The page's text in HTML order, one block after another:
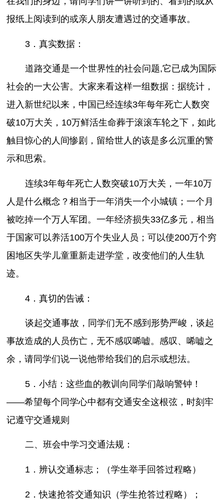
报纸上阅读到的或亲人朋友遭遇过的交通事故。
3．真实数据：
道路交通是一个世界性的社会问题,它已成为国际
社会的一大公害。大家来看这样一组数据：据统计，
进入新世纪以来，中国已经连续3年每年死亡人数突
破10万大关，10万鲜活生命葬于滚滚车轮之下，如此
触目惊心的人间惨剧，留给世人的该是多么沉重的警
示和思索。
连续3年每年死亡人数突破10万大关，一年10万
人是什么概念？相当于一年消失一个小城镇；一个月
被吃掉一个万人军团。一年经济损失33亿多元，相当
于国家可以养活100万个失业人员；可以使200万个穷
困地区失学儿童重新走进学堂，改变他们的人生轨
迹。
4．真切的告诫：
谈起交通事故，同学们无不感到形势严峻，谈起
事故造成的人员伤亡，无不感叹唏嘘。感叹、唏嘘之
余，请同学们说一说他带给我们的启示或想法。
5．小结：这些血的教训向同学们敲响警钟！
——希望每个同学心中都有交通安全这根弦，时刻牢
记遵守交通规则
二、班会中学习交通法规：
1．辨认交通标志；（学生举手回答过程略）
2．快速抢答交通知识（学生抢答过程略）；